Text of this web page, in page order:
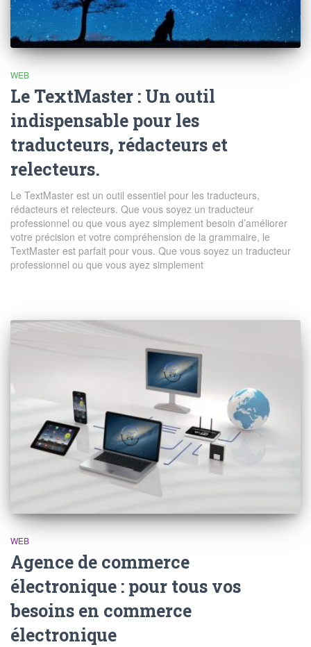
WEB
Le TextMaster : Un outil
indispensable pour les
traducteurs, rédacteurs et
relecteurs.
Le TextMaster est un outil essentiel pour les traducteurs,
rédacteurs et relecteurs. Que vous soyez un traducteur
professionnel ou que vous ayez simplement besoin d’améliorer
votre précision et votre compréhension de la grammaire, le
TextMaster est parfait pour vous. Que vous soyez un traducteur
professionnel ou que vous ayez simplement
WEB
Agence de commerce
électronique : pour tous vos
besoins en commerce
électronique